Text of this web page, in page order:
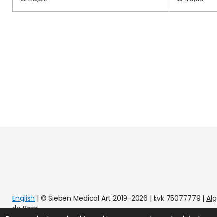
English | © Sieben Medical Art 2019-2026 | kvk 75077779 |
de Boer